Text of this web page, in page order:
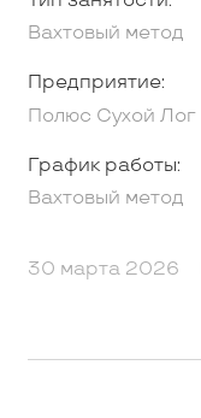
Вахтовый метод
Предприятие:
Полюс Сухой Лог
График работы:
Вахтовый метод
30 марта 2026